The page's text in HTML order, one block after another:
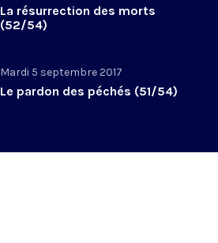
La résurrection des morts
(52/54)
Mardi 5 septembre 2017
Le pardon des péchés (51/54)